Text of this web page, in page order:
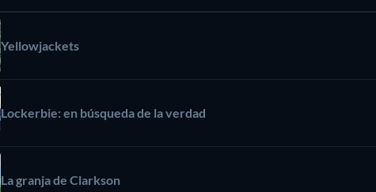
Yellowjackets
Lockerbie: en búsqueda de la verdad
La granja de Clarkson